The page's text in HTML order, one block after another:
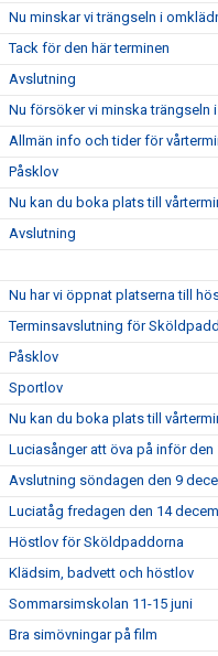
Nu minskar vi trängseln i
Tack för den här terminen
Avslutning
Nu försöker vi minska trängseln
Allmän info och tider för
Påsklov
Nu kan du boka plats till
Avslutning
Nu har vi öppnat platserna till
Terminsavslutning för
Påsklov
Sportlov
Nu kan du boka plats till
Luciasånger att öva på inför den
Avslutning söndagen den 9
Luciatåg fredagen den 14
Höstlov för Sköldpaddorna
Klädsim, badvett och höstlov
Sommarsimskolan 11-15 juni
Bra simövningar på film